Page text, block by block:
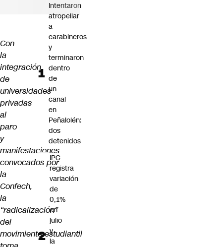
Con
la
integración
de
universidades
privadas
al
paro
y
manifestaciones
convocados por
la
Confech,
la
“radicalización”
del
movimiento estudiantil
Intentaron
atropellar
a
carabineros
y
terminaron
dentro
de
un
canal
en
Peñalolén:
dos
detenidos
IPC
registra
variación
de
0,1%
en
julio
y
la